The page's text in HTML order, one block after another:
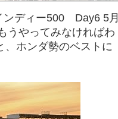
ンディー500 Day6 5月
うやってみなければわ
、ホンダ勢のベストに